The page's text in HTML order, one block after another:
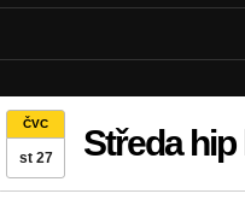
ČVC
st 27 Středa